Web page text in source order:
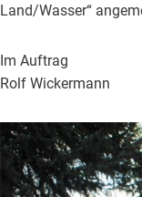
Land/Wasser“
Im Auftrag
Rolf Wickermann